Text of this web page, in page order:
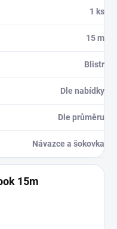
1 ks
15 m
Blistr
Dle nabídky
Dle průměru
Návazce a šokovka
15m